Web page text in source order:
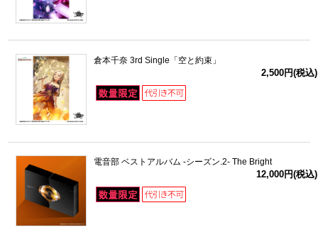
倉本千奈 3rd Single「空と約束」
2,500円(税込)
電音部 ベストアルバム -シーズン.2- The Bright
12,000円(税込)